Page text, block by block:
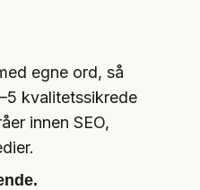
egne ord, så
kvalitetssikrede
innen SEO,